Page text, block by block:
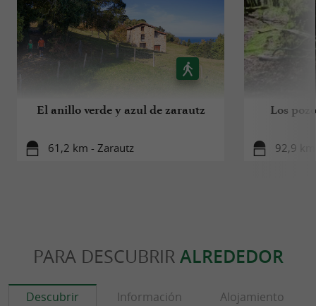
El anillo verde y azul de zarautz
61,2 km - Zarautz
Los
92,9
PARA DESCUBRIR ALREDEDOR
Descubrir Información Alojamiento